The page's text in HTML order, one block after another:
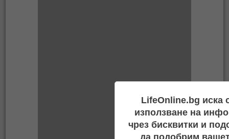
LifeOnline.bg иска
използване на
чрез бисквитки и
да подобрим